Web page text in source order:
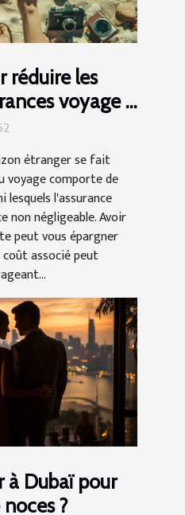
réduire les
voyage à
étranger se fait
voyage comporte de
lesquels l'assurance
non négligeable. Avoir
peut vous épargner
coût associé peut
à Dubaï pour
?